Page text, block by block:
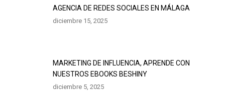
AGENCIA DE REDES SOCIALES EN MÁLAGA
diciembre 15, 2025
MARKETING DE INFLUENCIA, APRENDE CON
NUESTROS EBOOKS BESHINY
diciembre 5, 2025